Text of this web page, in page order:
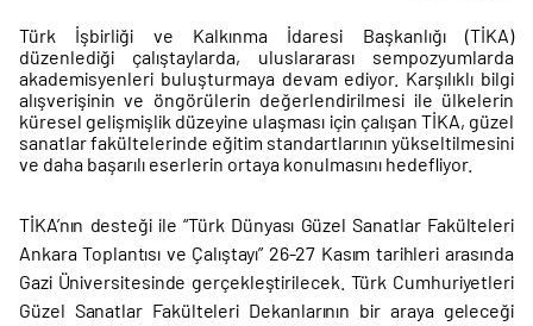
Türk İşbirliği ve Kalkınma İdaresi Başkanlığı (TİKA)
düzenlediği çalıştaylarda, uluslararası sempozyumlarda
akademisyenleri buluşturmaya devam ediyor. Karşılıklı bilgi
alışverişinin ve öngörülerin değerlendirilmesi ile ülkelerin
küresel gelişmişlik düzeyine ulaşması için çalışan TİKA, güzel
sanatlar fakültelerinde eğitim standartlarının yükseltilmesini
ve daha başarılı eserlerin ortaya konulmasını hedefliyor.
TİKA’nın desteği ile “Türk Dünyası Güzel Sanatlar Fakülteleri
Ankara Toplantısı ve Çalıştayı” 26-27 Kasım tarihleri arasında
Gazi Üniversitesinde gerçekleştirilecek. Türk Cumhuriyetleri
Güzel Sanatlar Fakülteleri Dekanlarının bir araya geleceği